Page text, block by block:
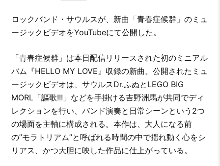
ロックバンド・サウルスが、新曲「青春症候群」のミュ
ージックビデオをYouTubeにて公開した。
「青春症候群」は本日配信リリースされた初のミニアル
バム『HELLO MY LOVE』収録の新曲。公開されたミュ
ージックビデオは、サウルスDr.ふぬとLEGO BIG
MORL「謳歌!!!」などを手掛ける吉野洲馬が共同でディ
レクションを行い、バンド演奏と日常シーンという2つ
の場面を主軸に構成される。本作は、大人になる前
の”モラトリアム”と呼ばれる時間の中で揺れ動く心をシ
リアス、かつ大胆に映した作品に仕上がっている。